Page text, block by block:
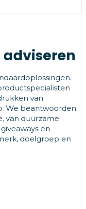
van
We beantwoorden
van duurzame
en
doelgroep en